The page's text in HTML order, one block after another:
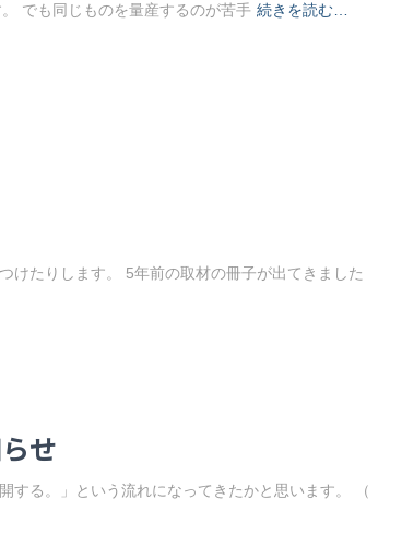
。 でも同じものを量産するのが苦手 続きを読む…
けたりします。 5年前の取材の冊子が出てきました
せ
する。」という流れになってきたかと思います。 （